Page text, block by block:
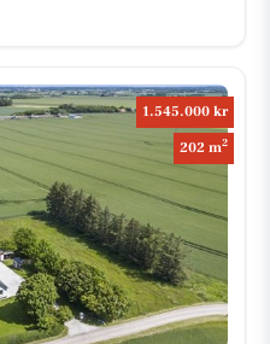
1.545.000 kr
202 m2